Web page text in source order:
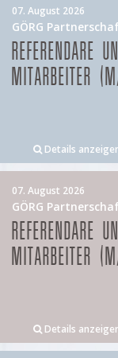
07. August 2026
GÖRG
REFERENDARE
MITARBEITER
Details
07. August 2026
GÖRG
REFERENDARE
MITARBEITER
Details